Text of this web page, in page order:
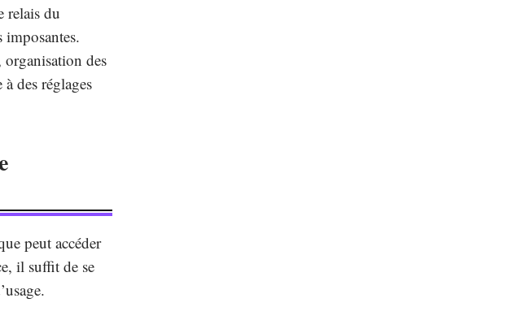
relais du
organisation des
des réglages
peut accéder
il suffit de se